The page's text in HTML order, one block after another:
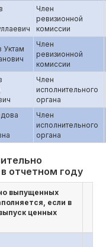
Член
ревизионной
комиссии
Уктам
Член
ревизионной
комиссии
Член
исполнительного
органа
Член
исполнительного
органа
отчетном году
выпущенных
если в
ценных